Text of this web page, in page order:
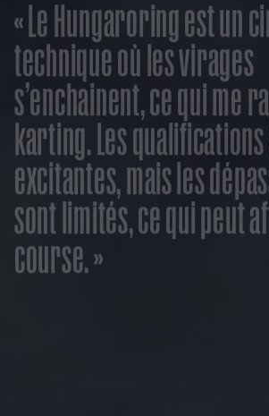
«LeHungaroringestunci
techniqueoùlesvirages
s’enchainent,cequimera
karting.Lesqualifications
excitantes,maislesdépas
sontlimités,cequipeutaf
course.»